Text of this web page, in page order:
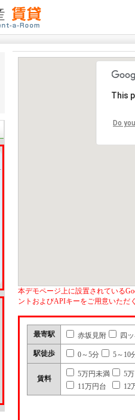
This
Do
本デモページ上に設置されている
ントおよびAPIキーをご用意いただ
最寄駅 赤坂見附 四
駅徒歩 0～5分 5～10
賃料
5万円未満
5
11万円台
12